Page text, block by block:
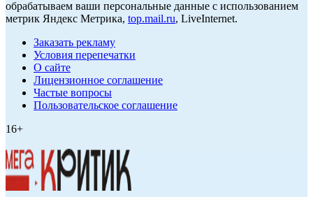
обрабатываем ваши персональные данные с использованием
метрик Яндекс Метрика, top.mail.ru, LiveInternet.
Заказать рекламу
Условия перепечатки
О сайте
Лицензионное соглашение
Частые вопросы
Пользовательское соглашение
16+